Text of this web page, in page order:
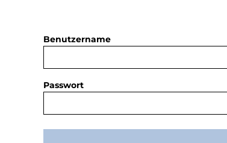
Benutzername
Passwort